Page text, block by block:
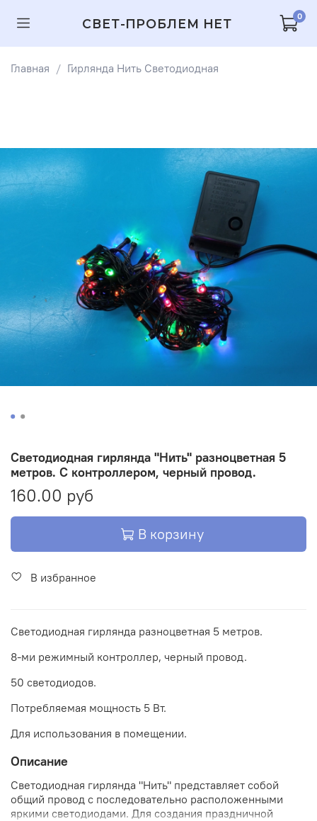
СВЕТ-ПРОБЛЕМ НЕТ 0
Главная Гирлянда Нить Светодиодная
Светодиодная гирлянда "Нить" разноцветная 5
метров. С контроллером, черный провод.
160.00 руб
В корзину
В избранное
Светодиодная гирлянда разноцветная 5 метров.
8-ми режимный контроллер, черный провод.
50 светодиодов.
Потребляемая мощность 5 Вт.
Для использования в помещении.
Описание
Светодиодная гирлянда "Нить" представляет собой
общий провод с последовательно расположенными
яркими светодиодами. Для создания праздничной